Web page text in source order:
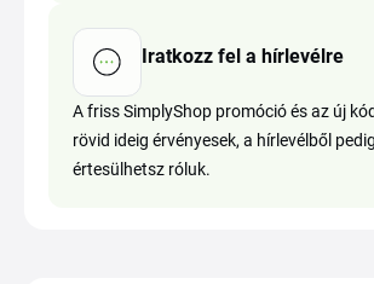
Iratkozz fel a hírlevélre
A friss SimplyShop promóció és az új
rövid ideig érvényesek, a hírlevélből
értesülhetsz róluk.